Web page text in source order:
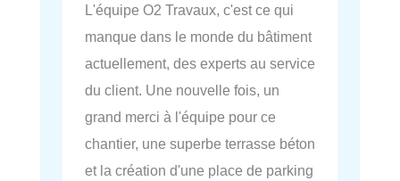
L'équipe O2 Travaux, c'est ce qui
manque dans le monde du bâtiment
actuellement, des experts au service
du client. Une nouvelle fois, un
grand merci à l'équipe pour ce
chantier, une superbe terrasse béton
et la création d'une place de parking